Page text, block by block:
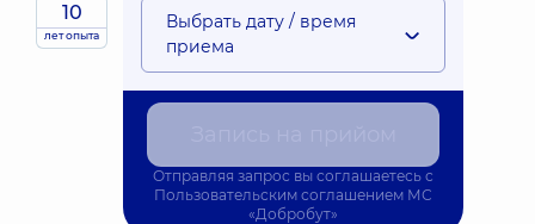
10
лет опыта
Выбрать дату / время
приема
Отправляя запрос вы соглашаетесь с
Пользовательским соглашением МС
«Добробут»